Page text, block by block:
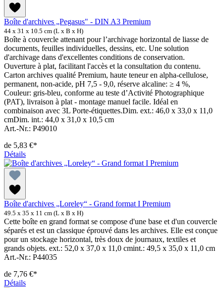
Boîte d'archives „Pegasus" - DIN A3 Premium
44 x 31 x 10.5 cm (L x B x H)
Boîte à couvercle attenant pour l’archivage horizontal de liasse de
documents, feuilles individuelles, dessins, etc. Une solution
d'archivage dans d'excellentes conditions de conservation.
Ouverture à plat, facilitant l'accès et la consultation du contenu.
Carton archives qualité Premium, haute teneur en alpha-cellulose,
permanent, non-acide, pH 7,5 - 9,0, réserve alcaline: ≥ 4 %,
Couleur: gris-bleu, conforme au teste d’Activité Photographique
(PAT), livraison à plat - montage manuel facile. Idéal en
combinaison avec 3L Porte-étiquettes.Dim. ext.: 46,0 x 33,0 x 11,0
cmDim. int.: 44,0 x 31,0 x 10,5 cm
Art.-Nr.: P49010
de 5,83 €*
Détails
Boîte d'archives „Loreley“ - Grand format I Premium
49.5 x 35 x 11 cm (L x B x H)
Cette boîte en grand format se compose d'une base et d'un couvercle
séparés et est un classique éprouvé dans les archives. Elle est conçue
pour un stockage horizontal, très doux de journaux, textiles et
grands objets. ext.: 52,0 x 37,0 x 11,0 cmint.: 49,5 x 35,0 x 11,0 cm
Art.-Nr.: P44035
de 7,76 €*
Détails